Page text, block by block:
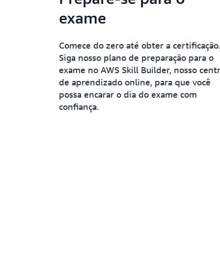
exame
Comece do zero até obter a certificação.
Siga nosso plano de preparação para o
exame no AWS Skill Builder, nosso
de aprendizado online, para que você
possa encarar o dia do exame com
confiança.